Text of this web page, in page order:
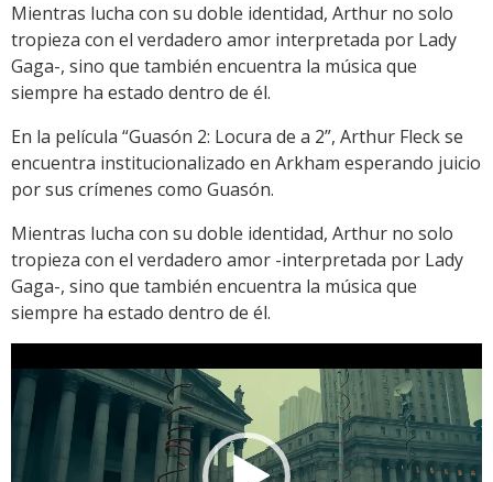
Mientras lucha con su doble identidad, Arthur no solo
tropieza con el verdadero amor interpretada por Lady
Gaga-, sino que también encuentra la música que
siempre ha estado dentro de él.
En la película “Guasón 2: Locura de a 2”, Arthur Fleck se
encuentra institucionalizado en Arkham esperando juicio
por sus crímenes como Guasón.
Mientras lucha con su doble identidad, Arthur no solo
tropieza con el verdadero amor -interpretada por Lady
Gaga-, sino que también encuentra la música que
siempre ha estado dentro de él.
de
vídeo